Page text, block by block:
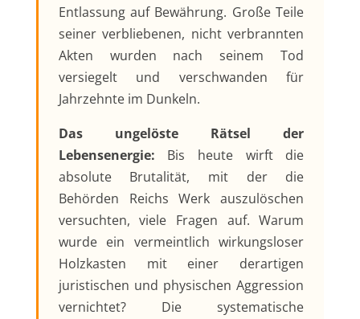
Entlassung auf Bewährung. Große Teile
seiner verbliebenen, nicht verbrannten
Akten wurden nach seinem Tod
versiegelt und verschwanden für
Jahrzehnte im Dunkeln.
Das ungelöste Rätsel der
Lebensenergie: Bis heute wirft die
absolute Brutalität, mit der die
Behörden Reichs Werk auszulöschen
versuchten, viele Fragen auf. Warum
wurde ein vermeintlich wirkungsloser
Holzkasten mit einer derartigen
juristischen und physischen Aggression
vernichtet? Die systematische